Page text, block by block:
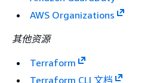
AWS Organizations
其他资源
Terraform
Terraform CLI 文档